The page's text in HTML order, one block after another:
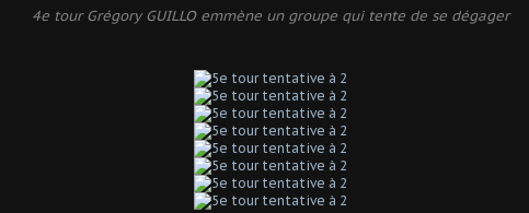
4e tour Grégory GUILLO emmène un groupe qui tente de se dégager